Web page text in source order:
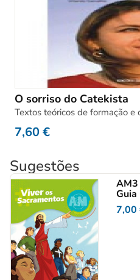
O sorriso do Catekista
Textos teóricos de formação e
7,60€
Sugestões
AM3
Guia
7,00